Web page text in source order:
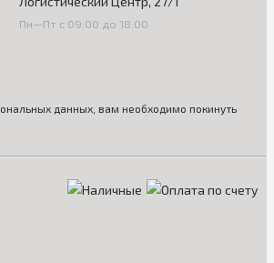
Пн—Пт с 09:00 до 18:00
данных, вам необходимо покинуть